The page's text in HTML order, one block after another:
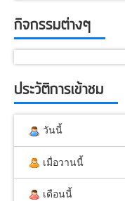
กิจกรรมต่างๆ
ประวัติการเข้าชม
วันนี้
เมื่อวานนี้
เดือนนี้